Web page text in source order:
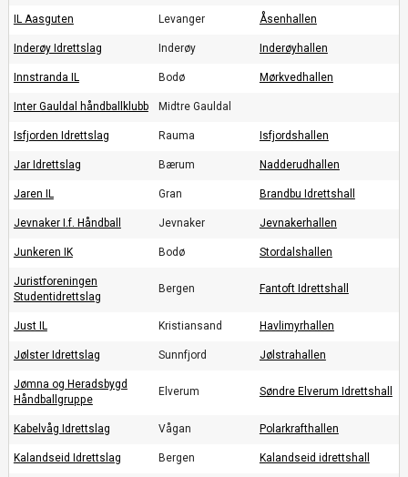
IL Aasguten Levanger Åsenhallen
Inderøy Idrettslag Inderøy Inderøyhallen
Innstranda IL Bodø Mørkvedhallen
Inter Gauldal håndballklubb Midtre Gauldal
Isfjorden Idrettslag Rauma Isfjordshallen
Jar Idrettslag Bærum Nadderudhallen
Jaren IL Gran Brandbu Idrettshall
Jevnaker I.f. Håndball Jevnaker Jevnakerhallen
Junkeren IK Bodø Stordalshallen
Juristforeningen
Studentidrettslag
Bergen Fantoft Idrettshall
Just IL Kristiansand Havlimyrhallen
Jølster Idrettslag Sunnfjord Jølstrahallen
Jømna og Heradsbygd
Håndballgruppe
Elverum Søndre Elverum Idrettshall
Kabelvåg Idrettslag Vågan Polarkrafthallen
Kalandseid Idrettslag Bergen Kalandseid idrettshall